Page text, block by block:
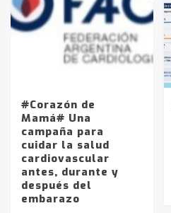
#Corazón de
Mamá# Una
campaña para
cuidar la salud
cardiovascular
antes, durante y
después del
embarazo